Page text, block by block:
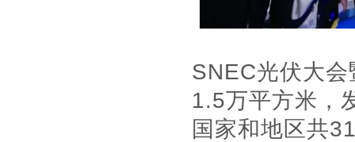
SNEC光伏大
1.5万平方米，
国家和地区共